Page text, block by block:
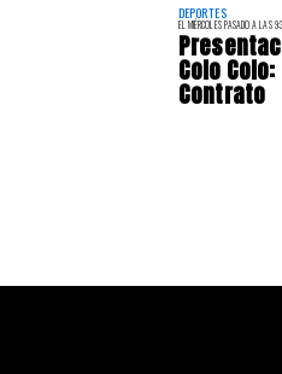
DEPORTES
EL MIÉRCOLES PASADO A LAS
Colo
Contrato